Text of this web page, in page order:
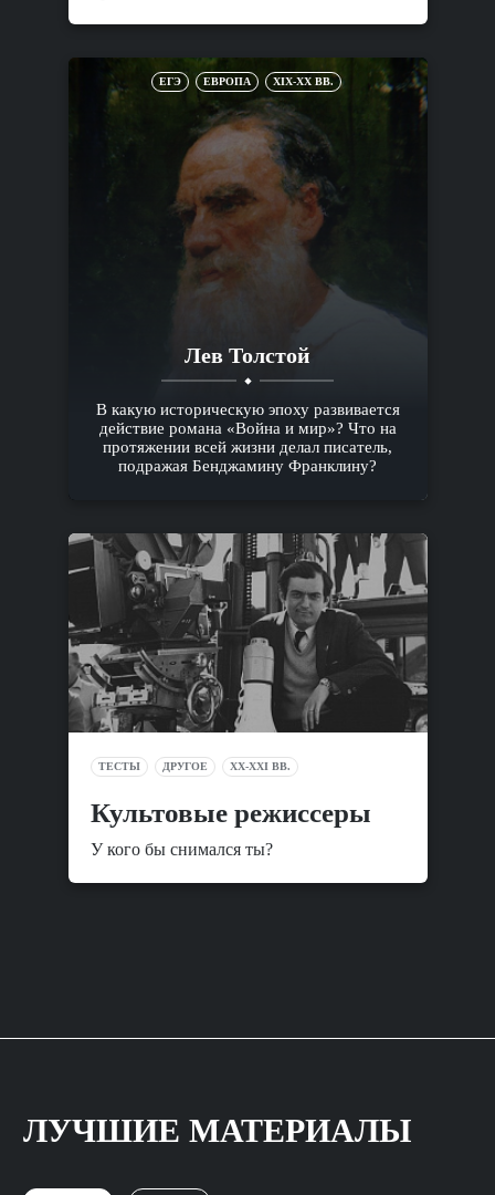
ЕГЭ ЕВРОПА XIX-XX ВВ.
Лев Толстой
В какую историческую эпоху развивается
действие романа «Война и мир»? Что на
протяжении всей жизни делал писатель,
подражая Бенджамину Франклину?
ТЕСТЫ ДРУГОЕ XX-XXI ВВ.
Культовые режиссеры
У кого бы снимался ты?
ЛУЧШИЕ МАТЕРИАЛЫ